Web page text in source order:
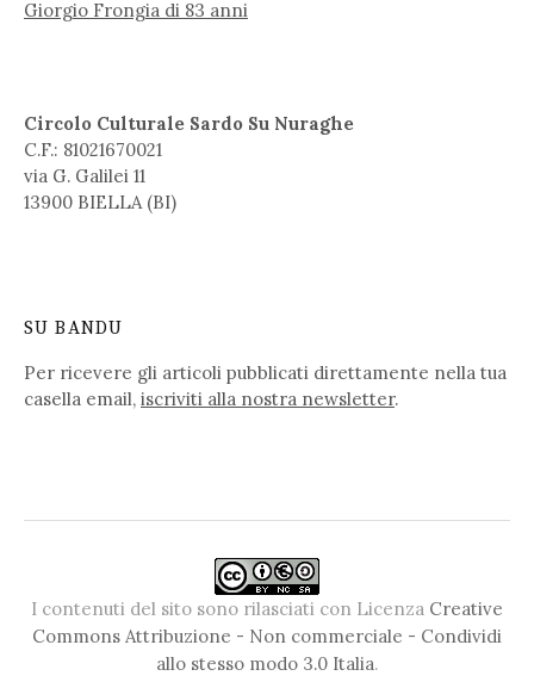
Giorgio Frongia di 83 anni
Circolo Culturale Sardo Su Nuraghe
C.F.: 81021670021
via G. Galilei 11
13900 BIELLA (BI)
SU BANDU
Per ricevere gli articoli pubblicati direttamente nella tua
casella email, iscriviti alla nostra newsletter.
I contenuti del sito sono rilasciati con Licenza Creative
Commons Attribuzione - Non commerciale - Condividi
allo stesso modo 3.0 Italia.